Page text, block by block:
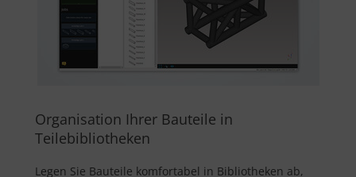
Organisation Ihrer Bauteile in
Teilebibliotheken
Legen Sie Bauteile komfortabel in Bibliotheken ab,